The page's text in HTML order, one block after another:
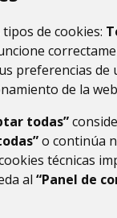
de cookies:
preferencias de
de la
todas”
o continúa
técnicas
al “Panel de